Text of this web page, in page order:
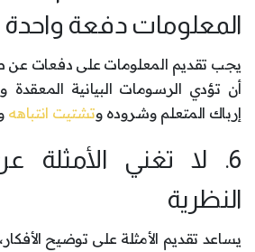
المعلومات دفعة واحدة
يجب تقديم المعلومات على دفعات عن
أن تؤدي الرسومات البيانية المعقدة
إرباك المتعلم وشروده وتشتيت انتباهه
6. لا تغني الأمثلة
النظرية
يساعد تقديم الأمثلة على توضيح